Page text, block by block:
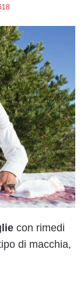
con rimedi
di macchia,